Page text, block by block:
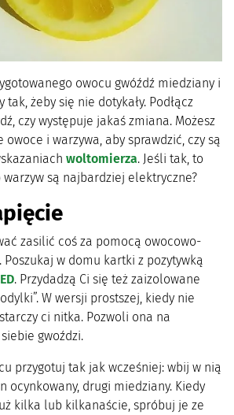
owocu gwóźdź miedziany i
tak, żeby się nie dotykały. Podłącz
czy występuje jakaś zmiana. Możesz
i warzywa, aby sprawdzić, czy są
woltomierza. Jeśli tak, to
są najbardziej elektryczne?
zasilić coś za pomocą owocowo-
w domu kartki z pozytywką
. Przydadzą Ci się też zaizolowane
W wersji prostszej, kiedy nie
ci nitka. Pozwoli ona na
gwoździ.
przygotuj tak jak wcześniej: wbij w nią
ocynkowany, drugi miedziany. Kiedy
kilka lub kilkanaście, spróbuj je ze